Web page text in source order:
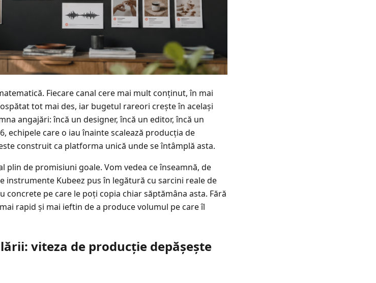
Fiecare canal cere mai mult conținut, în mai
tot mai des, iar bugetul rareori crește în același
angajări: încă un designer, încă un editor, încă un
echipele care o iau înainte scalează producția de
construit ca platforma unică unde se întâmplă asta.
plin de promisiuni goale. Vom vedea ce înseamnă, de
instrumente Kubeez pus în legătură cu sarcini reale de
pe care le poți copia chiar săptămâna asta. Fără
rapid și mai ieftin de a produce volumul pe care îl
viteza de producție depășește